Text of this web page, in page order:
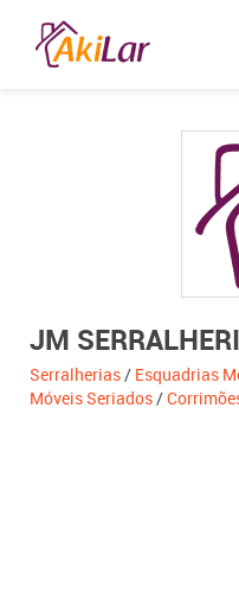
JM
Serralherias/ Esquadrias
Móveis Seriados/